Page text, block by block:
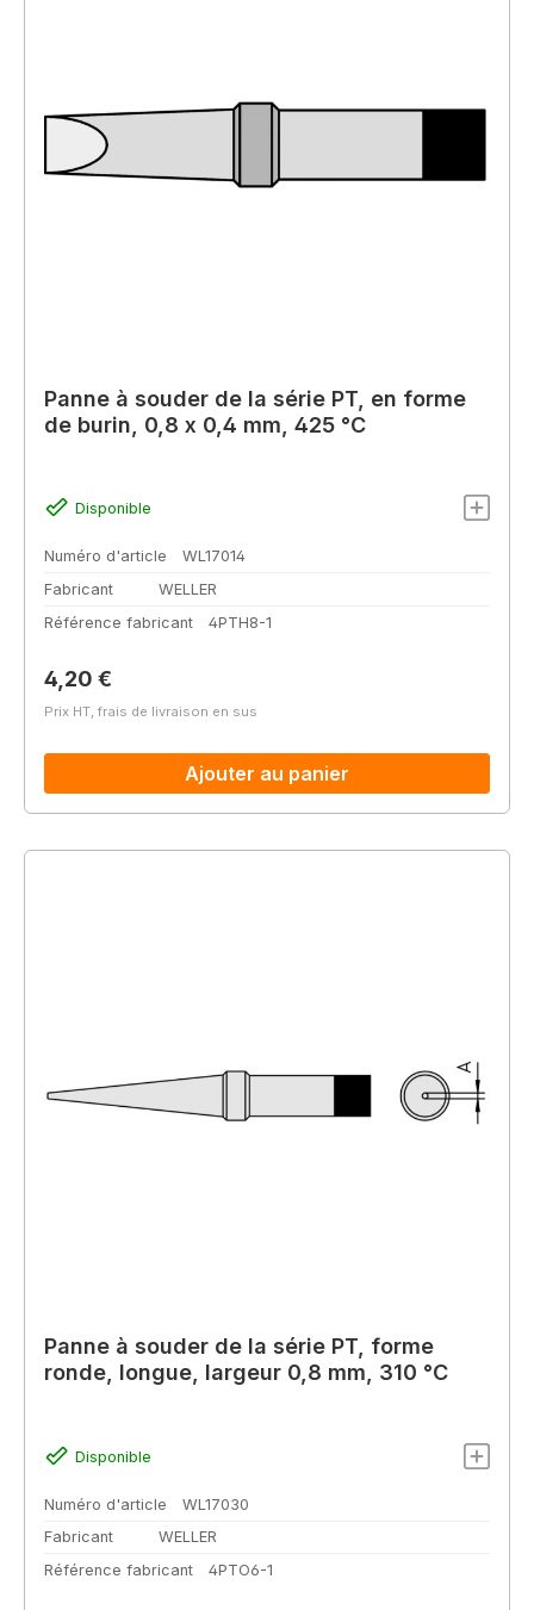
Panne à souder de la série PT, en forme
de burin, 0,8 x 0,4 mm, 425 °C
Disponible
Numéro d'article
WL17014
Fabricant
WELLER
Référence fabricant
4PTH8-1
Prix régulier :
4,20 €
Prix HT, frais de livraison en sus
Ajouter au panier
Panne à souder de la série PT, forme
ronde, longue, largeur 0,8 mm, 310 °C
Disponible
Numéro d'article
WL17030
Fabricant
WELLER
Référence fabricant
4PTO6-1